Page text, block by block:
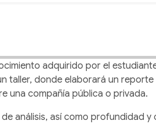
adquirido por el
taller, donde elaborará un reporte
una compañía pública o privada.
análisis, así como profundidad y